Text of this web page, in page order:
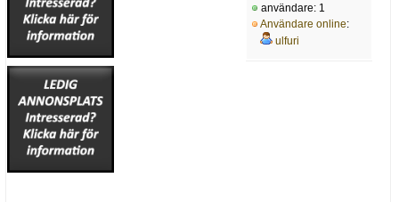
användare: 1
Användare online:
ulfuri